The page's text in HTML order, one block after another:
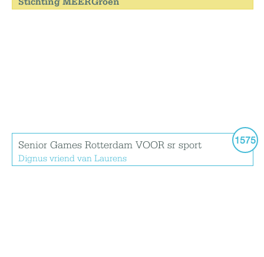
Stichting MEERGroen
1575
Senior Games Rotterdam VOOR sr sport
Dignus vriend van Laurens